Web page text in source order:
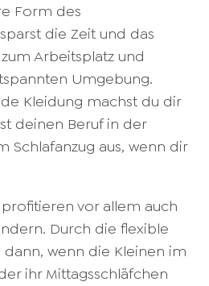
Form des
die Zeit und das
Arbeitsplatz und
Umgebung.
Kleidung machst du dir
deinen Beruf in der
Schlafanzug aus, wenn dir
vor allem auch
Durch die flexible
dann, wenn die Kleinen im
ihr Mittagsschläfchen